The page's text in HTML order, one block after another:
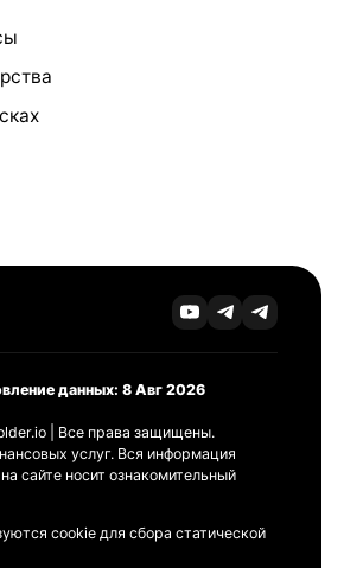
данных: 8 Авг 2026
| Все права защищены.
услуг. Вся информация
сайте носит ознакомительный
cookie для сбора статической